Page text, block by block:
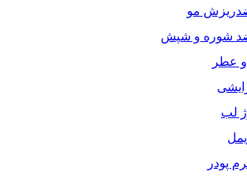
مو
شوره و شپش
عطر
لب
پودر